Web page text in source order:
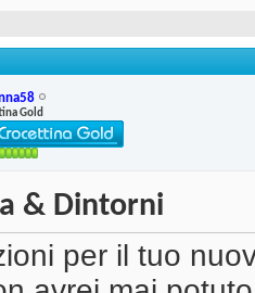
Gold
& Dintorni
per il tuo